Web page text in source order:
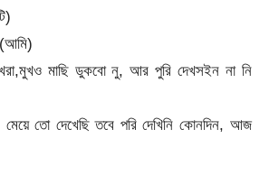
মাছি ডুকবো নু, আর পুরি দেখসইন না নি
তো দেখেছি তবে পরি দেখিনি কোনদিন, আজ